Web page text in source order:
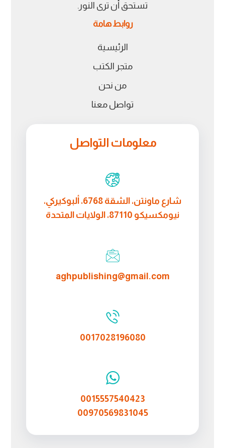
تستحق أن ترى النور.
روابط هامة
الرئيسية
متجر الكتب
من نحن
تواصل معنا
معلومات التواصل
شارع ماونتن، الشقة 6768، ألبوكيركي،
نيومكسيكو 87110، الولايات المتحدة
aghpublishing@gmail.com
0017028196080
0015557540423
00970569831045